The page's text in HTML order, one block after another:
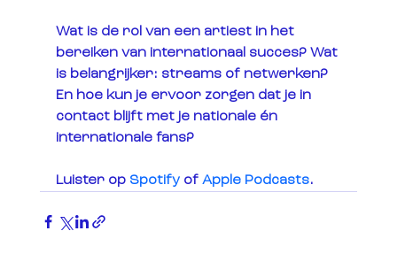
Wat is de rol van een artiest in het
bereiken van internationaal succes? Wat
is belangrijker: streams of netwerken?
En hoe kun je ervoor zorgen dat je in
contact blijft met je nationale én
internationale fans?
Luister op Spotify of Apple Podcasts.